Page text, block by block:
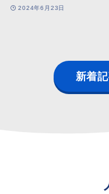
2024年6月23日
新着